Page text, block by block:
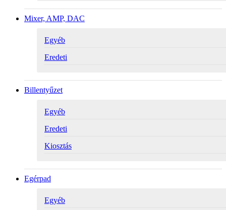
Mixer, AMP, DAC
Egyéb
Eredeti
Billentyűzet
Egyéb
Eredeti
Kiosztás
Egérpad
Egyéb